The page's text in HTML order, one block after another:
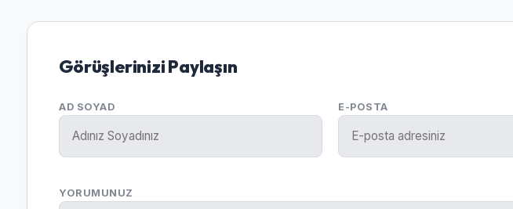
Görüşlerinizi Paylaşın
AD SOYAD E-POSTA
YORUMUNUZ